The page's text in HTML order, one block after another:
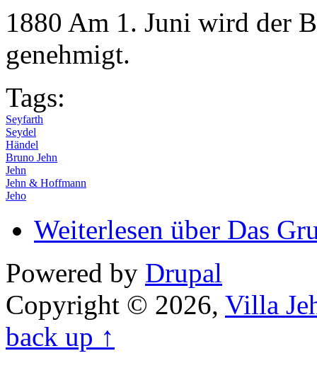
1880 Am 1. Juni wird der
genehmigt.
Tags:
Seyfarth
Seydel
Händel
Bruno Jehn
Jehn
Jehn & Hoffmann
Jeho
Weiterlesen über Das
Powered by Drupal
Copyright © 2026, Villa
back up ↑